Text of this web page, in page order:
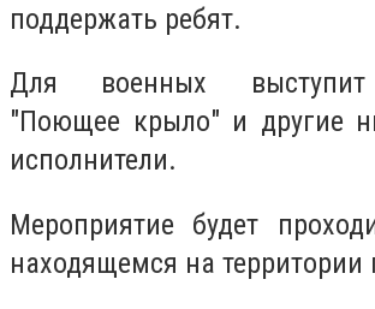
поддержать ребят.
Для военных
"Поющее крыло" и другие
исполнители.
Мероприятие будет
находящемся на территории